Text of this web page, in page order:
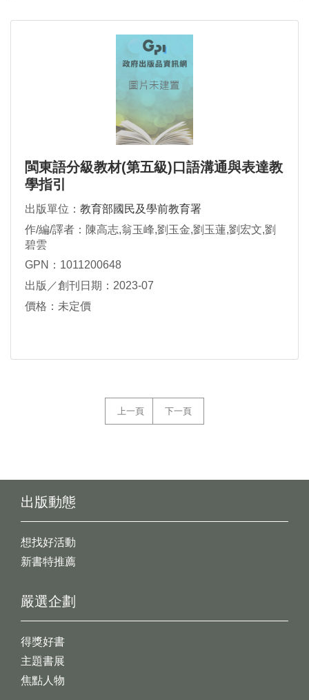
閩東語分級教材(第五級)口語溝通與表達教
學指引
出版單位： 教育部國民及學前教育署
作/編/譯者：陳高志,翁玉峰,劉玉金,劉玉蓮,劉宏文,劉
碧雲
GPN：1011200648
出版／創刊日期：2023-07
價格：未定價
上一頁 下一頁
出版動態
想找好活動
新書特推薦
嚴選企劃
得獎好書
主題書展
焦點人物